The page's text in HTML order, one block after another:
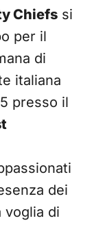
Chiefs si
per il
di
italiana
presso il
dei
voglia di